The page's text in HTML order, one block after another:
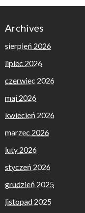
Archives
sierpień 2026
lipiec 2026
czerwiec 2026
maj 2026
kwiecień 2026
marzec 2026
luty 2026
styczeń 2026
grudzień 2025
listopad 2025